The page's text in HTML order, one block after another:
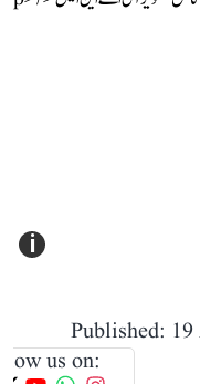
i
Published:
us on: